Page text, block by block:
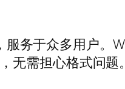
务于众多用户。
需担心格式问题。